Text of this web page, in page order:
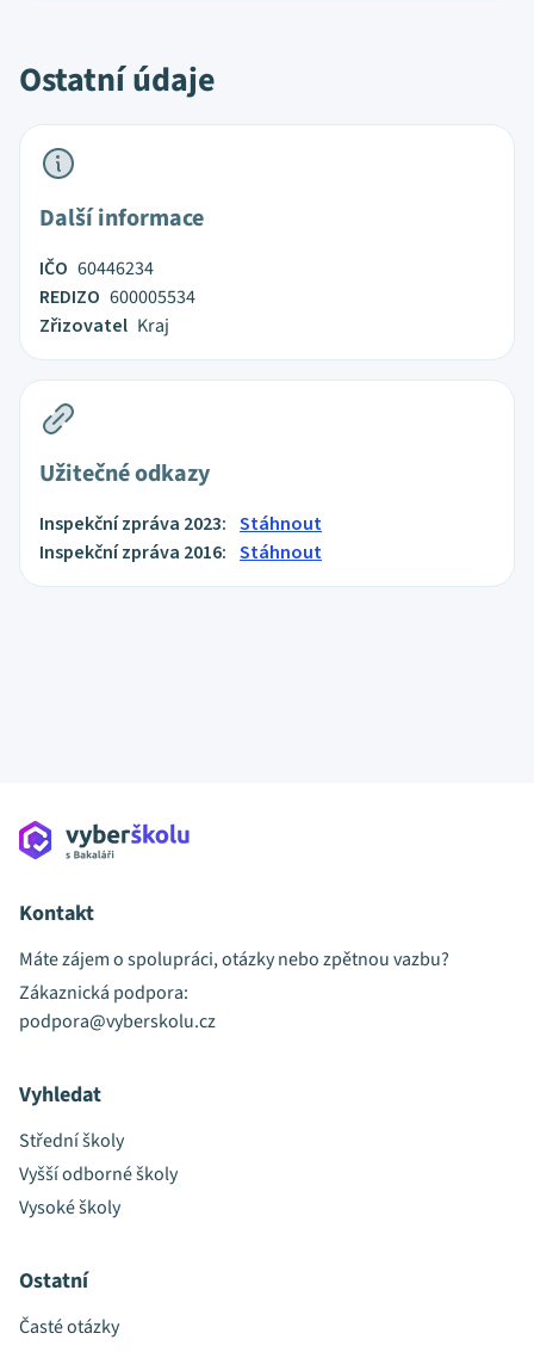
Ostatní údaje
Další informace
IČO 60446234
REDIZO 600005534
Zřizovatel Kraj
Užitečné odkazy
Inspekční zpráva 2023: Stáhnout
Inspekční zpráva 2016: Stáhnout
Kontakt
Máte zájem o spolupráci, otázky nebo zpětnou vazbu?
Zákaznická podpora:
podpora@vyberskolu.cz
Vyhledat
Střední školy
Vyšší odborné školy
Vysoké školy
Ostatní
Časté otázky